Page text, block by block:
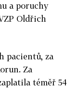
a poruchy
Oldřich
pacientů, za
Za
téměř 54